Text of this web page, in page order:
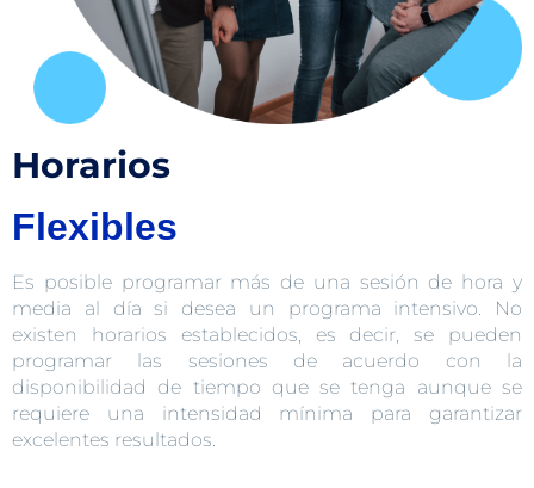
Horarios
Flexibles
Es posible programar más de una sesión de hora y
media al día si desea un programa intensivo. No
existen horarios establecidos, es decir, se pueden
programar las sesiones de acuerdo con la
disponibilidad de tiempo que se tenga aunque se
requiere una intensidad mínima para garantizar
excelentes resultados.